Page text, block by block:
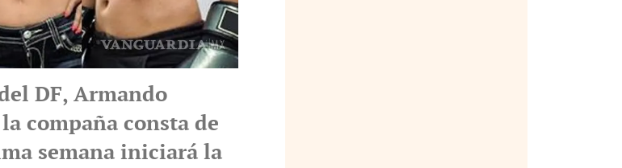
DF, Armando
compaña consta de
semana iniciará la